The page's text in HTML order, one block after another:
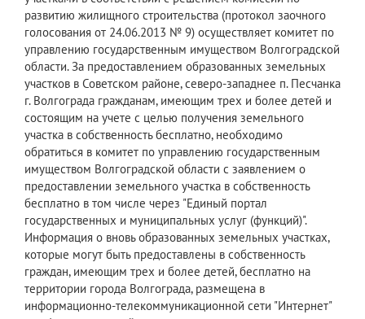
развитию жилищного строительства (протокол заочного
голосования от 24.06.2013 № 9) осуществляет комитет по
управлению государственным имуществом Волгоградской
области. За предоставлением образованных земельных
участков в Советском районе, северо-западнее п. Песчанка
г. Волгограда гражданам, имеющим трех и более детей и
состоящим на учете с целью получения земельного
участка в собственность бесплатно, необходимо
обратиться в комитет по управлению государственным
имуществом Волгоградской области с заявлением о
предоставлении земельного участка в собственность
бесплатно в том числе через "Единый портал
государственных и муниципальных услуг (функций)".
Информация о вновь образованных земельных участках,
которые могут быть предоставлены в собственность
граждан, имеющим трех и более детей, бесплатно на
территории города Волгограда, размещена в
информационно-телекоммуникационной сети "Интернет"